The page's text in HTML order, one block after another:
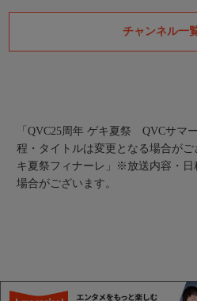
チャンネル一
「QVC25周年 ゲキ夏祭 QVCサマ
程・タイトルは変更となる場合がご
キ夏祭フィナーレ」※放送内容・日
場合がございます。